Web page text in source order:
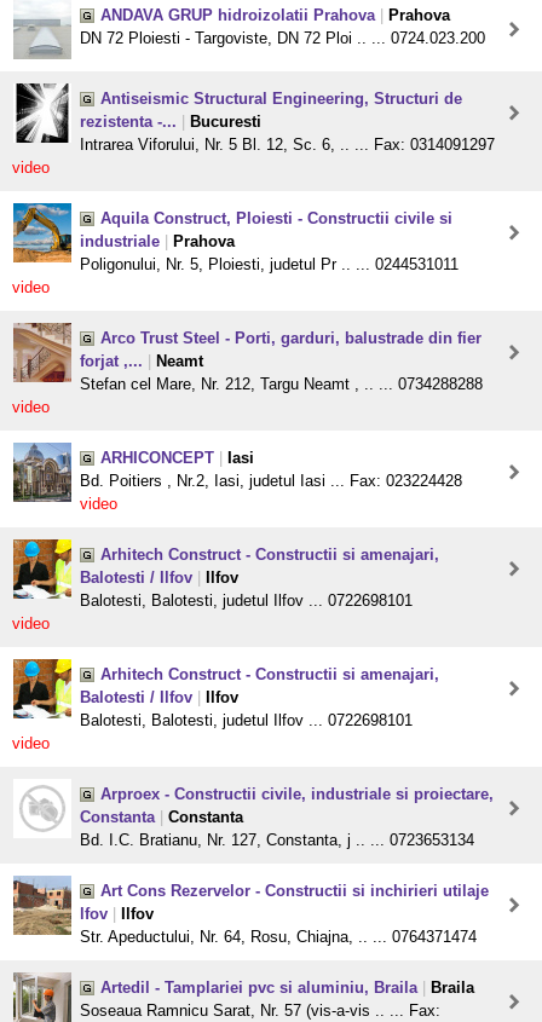
ANDAVA GRUP hidroizolatii Prahova
Prahova
DN 72 Ploiesti - Targoviste, DN 72 Ploi .. ... 0724.023.200
Antiseismic Structural Engineering, Structuri de
rezistenta -...
Bucuresti
Intrarea Viforului, Nr. 5 Bl. 12, Sc. 6, .. ... Fax: 0314091297
video
Aquila Construct, Ploiesti - Constructii civile si
industriale
Prahova
Poligonului, Nr. 5, Ploiesti, judetul Pr .. ... 0244531011
video
Arco Trust Steel - Porti, garduri, balustrade din fier
forjat ,...
Neamt
Stefan cel Mare, Nr. 212, Targu Neamt , .. ... 0734288288
video
ARHICONCEPT
Iasi
Bd. Poitiers , Nr.2, Iasi, judetul Iasi ... Fax: 023224428
video
Arhitech Construct - Constructii si amenajari,
Balotesti / Ilfov
Ilfov
Balotesti, Balotesti, judetul Ilfov ... 0722698101
video
Arhitech Construct - Constructii si amenajari,
Balotesti / Ilfov
Ilfov
Balotesti, Balotesti, judetul Ilfov ... 0722698101
video
Arproex - Constructii civile, industriale si proiectare,
Constanta
Constanta
Bd. I.C. Bratianu, Nr. 127, Constanta, j .. ... 0723653134
Art Cons Rezervelor - Constructii si inchirieri utilaje
lfov
Ilfov
Str. Apeductului, Nr. 64, Rosu, Chiajna, .. ... 0764371474
Artedil - Tamplariei pvc si aluminiu, Braila
Braila
Soseaua Ramnicu Sarat, Nr. 57 (vis-a-vis .. ... Fax: